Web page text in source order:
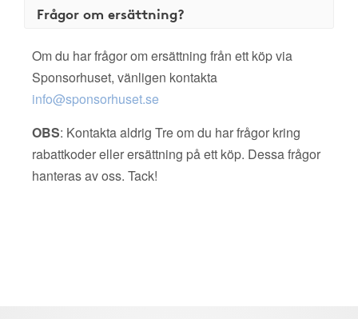
Frågor om ersättning?
Om du har frågor om ersättning från ett köp via
Sponsorhuset, vänligen kontakta
info@sponsorhuset.se
OBS: Kontakta aldrig Tre om du har frågor kring
rabattkoder eller ersättning på ett köp. Dessa frågor
hanteras av oss. Tack!